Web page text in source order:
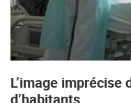
L’image imprécise
d’habitants